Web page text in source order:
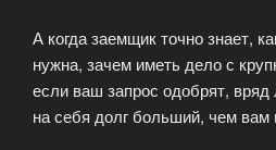
А когда заемщик точно знает,
нужна, зачем иметь дело с
если ваш запрос одобрят, вряд
на себя долг больший, чем вам